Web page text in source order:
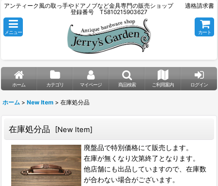
アンティーク風の取っ手やドアノブなど金具専門の販売ショップ 適格請求書
登録番号 T5810215903627
メニュー カート
ホーム カテゴリ マイページ 商品検索 ご利用案内 ログイン
ホーム > New Item > 在庫処分品
在庫処分品 [New Item]
廃盤品で特別価格にて販売します。
在庫が無くなり次第終了となります。
他店舗にも出品していますので、在庫数
が合わない場合がございます。